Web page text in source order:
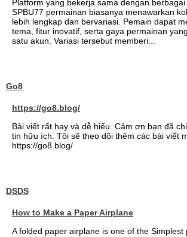
Platform yang bekerja sama dengan
SPBU77 permainan biasanya menawarkan
lebih lengkap dan bervariasi. Pemain dapat
tema, fitur inovatif, serta gaya permainan
satu akun. Variasi tersebut memberi...
Go8
https://go8.blog/
Bài viết rất hay và dễ hiểu. Cảm ơn bạn đã
tin hữu ích. Tôi sẽ theo dõi thêm các bài viết
https://go8.blog/
DSDS
How to Make a Paper Airplane
A folded paper airplane is one of the Simplest